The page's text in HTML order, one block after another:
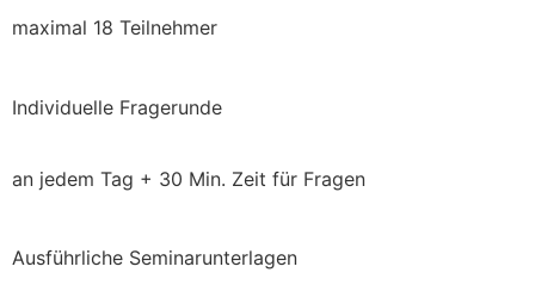
maximal 18 Teilnehmer
Individuelle Fragerunde
an jedem Tag + 30 Min. Zeit für Fragen
Ausführliche Seminarunterlagen